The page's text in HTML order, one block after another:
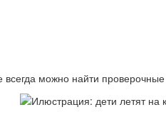
можно найти